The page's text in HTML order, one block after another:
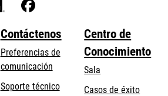
Contáctenos
Preferencias de
comunicación
Soporte técnicoopens
Centro de
Conocimiento
Sala
Casos de éxito